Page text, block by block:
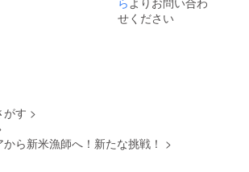
す。 ※
公序良
きませ
て ・消
費期
一切使
せください
がす >
ら新米漁師へ！新たな挑戦！ >